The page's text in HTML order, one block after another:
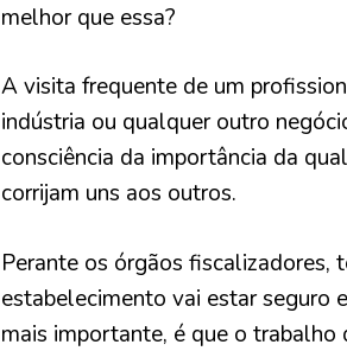
melhor que essa?
A visita frequente de um
indústria ou qualquer outro
consciência da importância da
corrijam uns aos outros.
Perante os órgãos fiscalizadores,
estabelecimento vai estar seguro
mais importante, é que o